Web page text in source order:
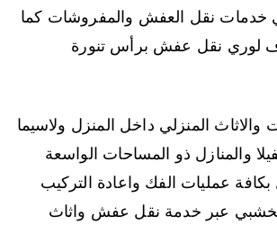
خدمات نقل العفش والمفروشات كما
لوري نقل عفش برأس تنورة
المنزلي داخل المنزل ولاسيما
والمنازل ذو المساحات الواسعة
بكافة عمليات الفك واعادة التركيب
عبر خدمة نقل عفش واثاث